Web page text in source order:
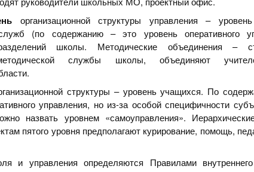
организационной структуры управления –
(по содержанию – это уровень оперативного
школы. Методические объединения –
службы школы, объединяют
структуры – уровень учащихся. По
управления, но из-за особой специфичности
назвать уровнем «самоуправления».
пятого уровня предполагают курирование, помощь,
и управления определяются Правилами внутреннего